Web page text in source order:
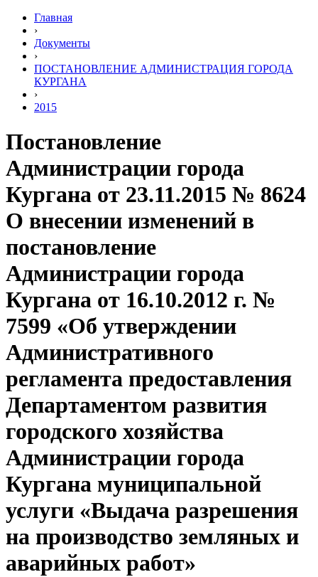
Главная
›
Документы
›
ПОСТАНОВЛЕНИЕ АДМИНИСТРАЦИЯ ГОРОДА
КУРГАНА
›
2015
Постановление
Администрации города
Кургана от 23.11.2015 № 8624
О внесении изменений в
постановление
Администрации города
Кургана от 16.10.2012 г. №
7599 «Об утверждении
Административного
регламента предоставления
Департаментом развития
городского хозяйства
Администрации города
Кургана муниципальной
услуги «Выдача разрешения
на производство земляных и
аварийных работ»